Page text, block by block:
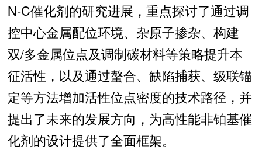
N-C催化剂的研究进展，重点探讨了通过调
控中心金属配位环境、杂原子掺杂、构建
双/多金属位点及调制碳材料等策略提升本
征活性，以及通过螯合、缺陷捕获、级联锚
定等方法增加活性位点密度的技术路径，并
提出了未来的发展方向，为高性能非铂基催
化剂的设计提供了全面框架。